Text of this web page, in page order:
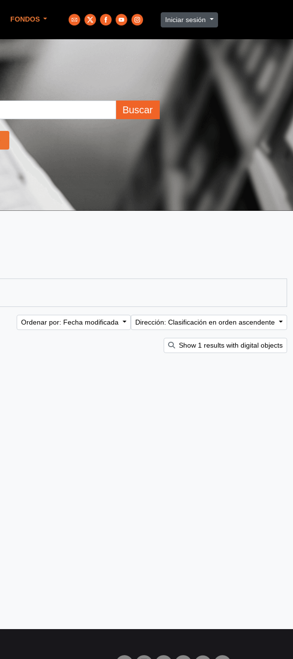
FONDOS Iniciar sesión
Buscar
Ordenar por: Fecha modificada Dirección: Clasificación en orden ascendente
Show 1 results with digital objects